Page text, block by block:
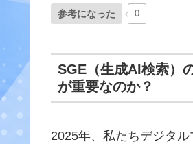
参考になった 0
SGE（生成AI検索）
が重要なのか？
2025年、私たちデジタ